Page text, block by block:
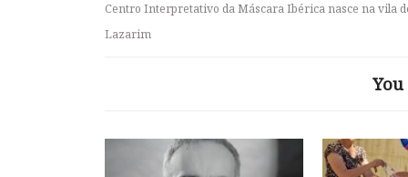
Centro Interpretativo da Máscara Ibérica nasce na vila
Lazarim